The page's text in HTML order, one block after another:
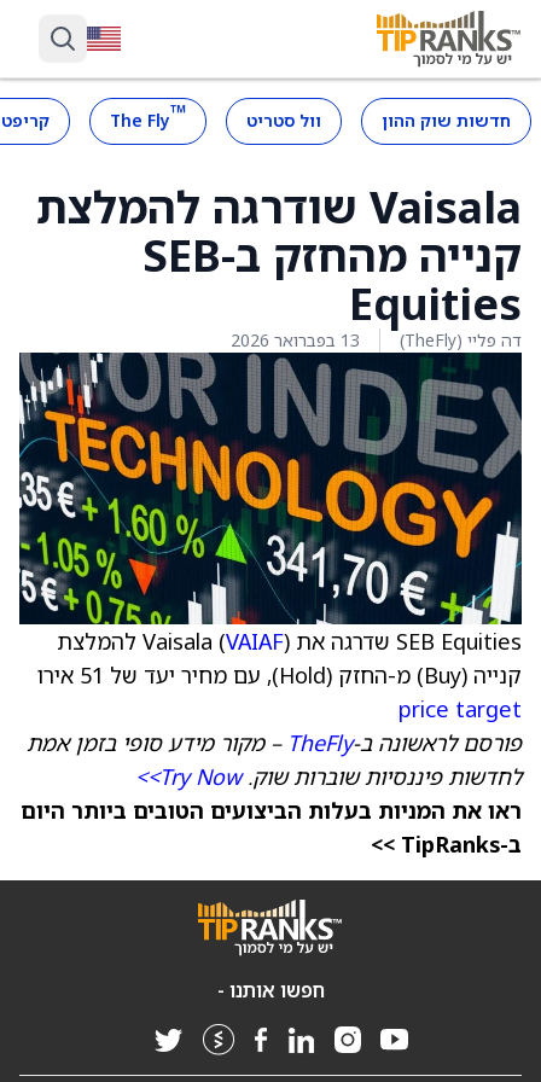
חדשות שוק ההון וול סטריט ™
The Fly
Vaisala שודרגה להמלצת
קנייה מהחזק ב-SEB
Equities
דה פליי (TheFly) 13 בפברואר 2026
SEB Equities שדרגה את Vaisala ( VAIAF
) להמלצת
קנייה (Buy) מ-החזק (Hold), עם מחיר יעד של 51 אירו
price target
פורסם לראשונה ב-TheFly – מקור מידע סופי בזמן אמת
לחדשות פיננסיות שוברות שוק.Try Now>>
ראו את המניות בעלות הביצועים הטובים ביותר היום
ב-TipRanks >>
חפשו אותנו -